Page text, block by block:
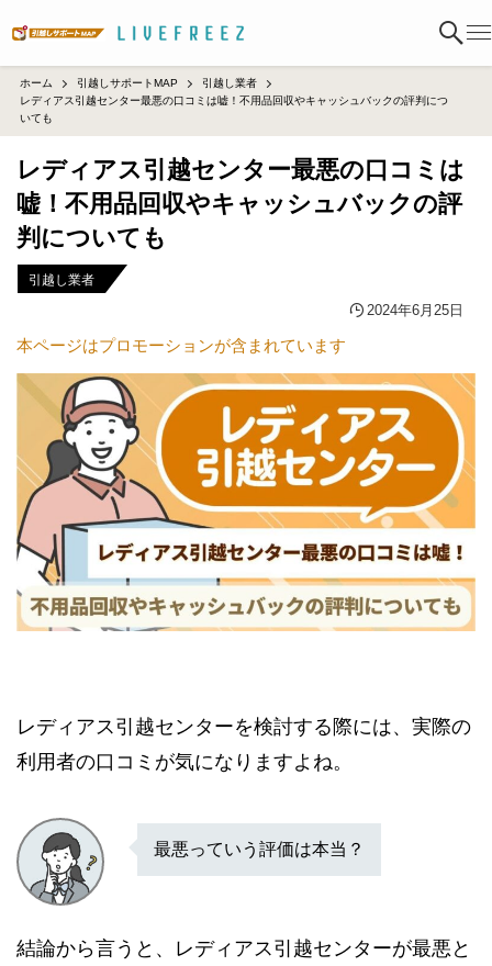
ホーム 引越しサポートMAP
引越し業者
レディアス引越センター最悪の口コミは嘘！不用品回収やキャッシュバックの評判につ
いても
レディアス引越センター最悪の口コミは
嘘！不用品回収やキャッシュバックの評
判についても
引越し業者
2024年6月25日
本ページはプロモーションが含まれています
レディアス引越センターを検討する際には、実際の
利用者の口コミが気になりますよね。
最悪っていう評価は本当？
結論から言うと、レディアス引越センターが最悪と